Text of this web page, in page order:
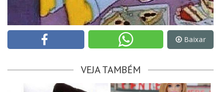
Baixar
VEJA TAMBÉM